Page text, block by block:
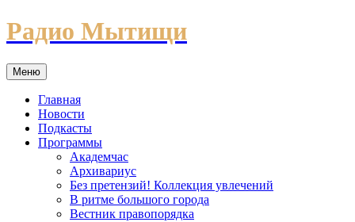
Перейти
к
Радио Мытищи
Меню
Главная
Новости
Подкасты
Программы
Академчас
Архивариус
Без претензий! Коллекция увлечений
В ритме большого города
Вестник правопорядка